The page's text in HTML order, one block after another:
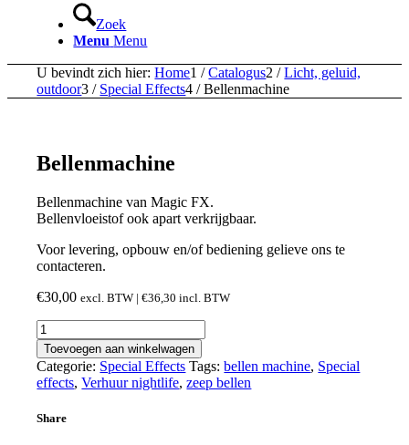
Zoek
Menu Menu
U bevindt zich hier: Home1 / Catalogus2 / Licht, geluid,
outdoor3 / Special Effects4 / Bellenmachine
Bellenmachine
Bellenmachine van Magic FX.
Bellenvloeistof ook apart verkrijgbaar.
Voor levering, opbouw en/of bediening gelieve ons te
contacteren.
€30,00 excl. BTW |€36,30 incl. BTW
Bellenmachine
aantal
Toevoegen aan winkelwagen
Categorie: Special Effects Tags:bellen machine, Special
effects,Verhuur nightlife,zeep bellen
Share